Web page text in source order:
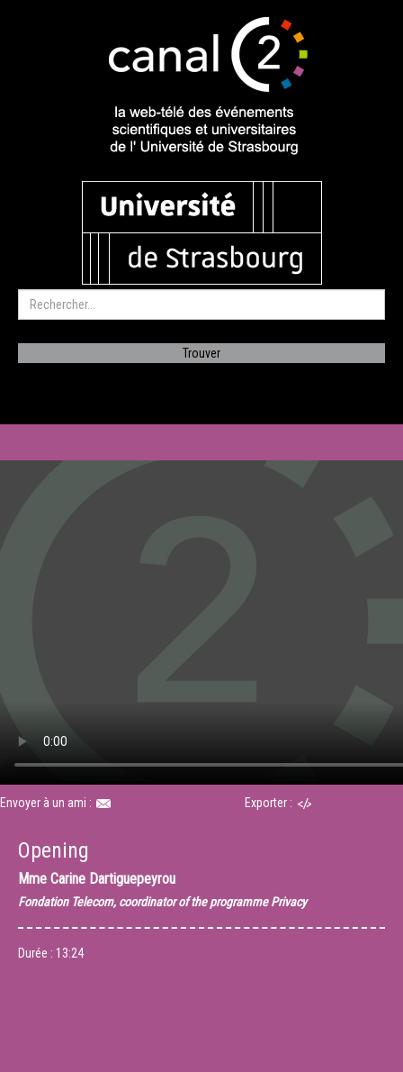
Envoyer à un ami : Exporter :
Opening
Mme Carine Dartiguepeyrou
Fondation Telecom, coordinator of the programme Privacy
Durée : 13:24